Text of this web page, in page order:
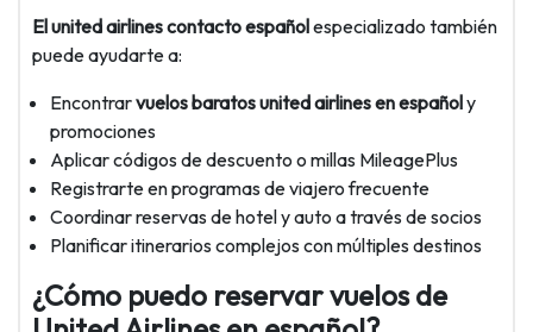
El united airlines contacto españolespecializado también
puede ayudarte a:
Encontrarvuelos baratos united airlines en españoly
promociones
Aplicar códigos de descuento o millas MileagePlus
Registrarte en programas de viajero frecuente
Coordinar reservas de hotel y auto a través de socios
Planificar itinerarios complejos con múltiples destinos
¿Cómo puedo reservar vuelos de